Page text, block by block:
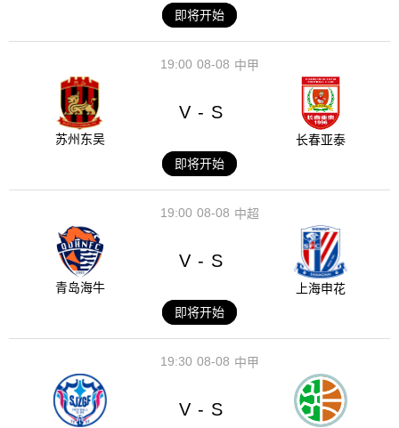
即将开始
08-08
19:00 中甲
苏州东吴
V - S
长春亚泰
即将开始
08-08
19:00 中超
青岛海牛
V - S
上海申花
即将开始
08-08
19:30 中甲
V - S